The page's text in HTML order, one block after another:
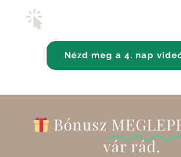
Nézd meg a 4. nap
Bónusz
vár rád.